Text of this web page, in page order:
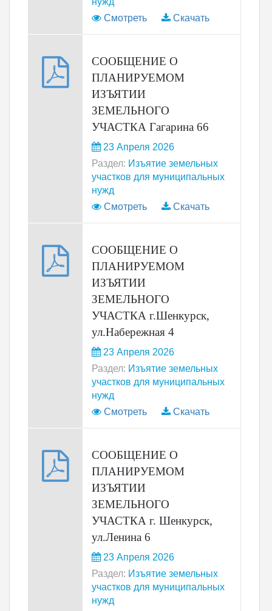
Смотреть
Скачать
СООБЩЕНИЕ О
ПЛАНИРУЕМОМ
ИЗЪЯТИИ
ЗЕМЕЛЬНОГО
УЧАСТКА Гагарина 66
23 Апреля 2026
Раздел: Изъятие земельных
участков для муниципальных
нужд
Смотреть
Скачать
СООБЩЕНИЕ О
ПЛАНИРУЕМОМ
ИЗЪЯТИИ
ЗЕМЕЛЬНОГО
УЧАСТКА г.Шенкурск,
ул.Набережная 4
23 Апреля 2026
Раздел: Изъятие земельных
участков для муниципальных
нужд
Смотреть
Скачать
СООБЩЕНИЕ О
ПЛАНИРУЕМОМ
ИЗЪЯТИИ
ЗЕМЕЛЬНОГО
УЧАСТКА г. Шенкурск,
ул.Ленина 6
23 Апреля 2026
Раздел: Изъятие земельных
участков для муниципальных
нужд